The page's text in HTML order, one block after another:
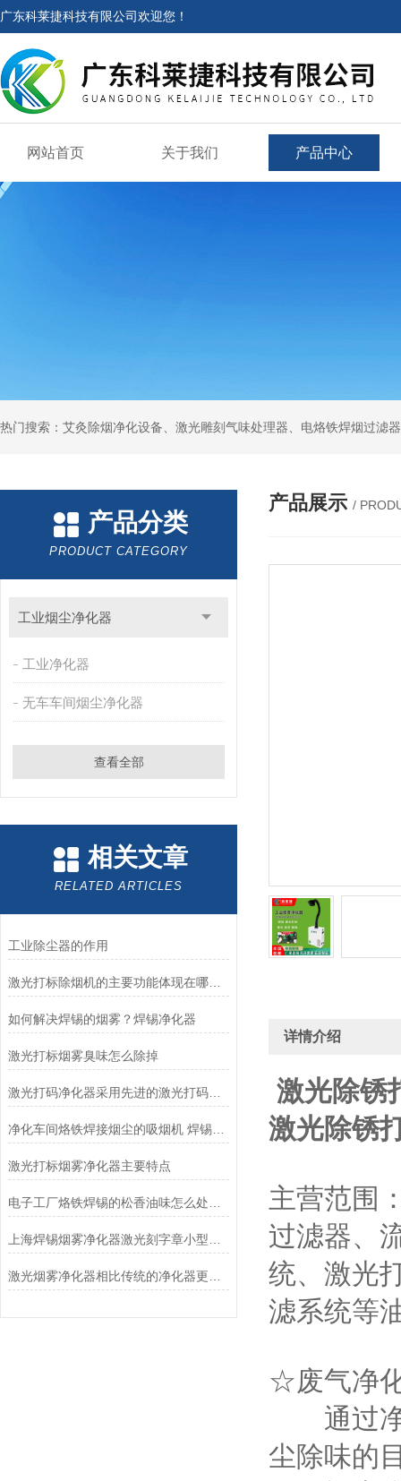
广东科莱捷科技有限公司欢迎您！
网站首页 关于我们 产品中心
产品分类
PRODUCT CATEGORY
工业烟尘净化器
工业净化器
无车车间烟尘净化器
查看全部
相关文章
RELATED ARTICLES
工业除尘器的作用
激光打标除烟机的主要功能体现在哪些方面？
如何解决焊锡的烟雾？焊锡净化器
激光打标烟雾臭味怎么除掉
激光打码净化器采用先进的激光打码技术
净化车间烙铁焊接烟尘的吸烟机 焊锡烟尘净化器
激光打标烟雾净化器主要特点
产品展示 /
详情介绍
激光除锈
激光除锈
主营范围
过滤器、
统、激光
滤系统等
☆废气净
通过净
尘除味的